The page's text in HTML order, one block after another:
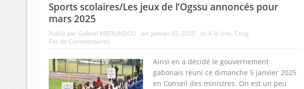
Sports scolaires/Les jeux de l’Ogssu annoncés pour
mars 2025
Publié par Gabriel MBOUNDOU on: janvier 05, 2025 In: A la Une, Cnog
Pas de Commentaires
Ainsi en a décidé le gouvernement
gabonais réuni ce dimanche 5 janvier 2025
en Conseil des ministres. On est un peu